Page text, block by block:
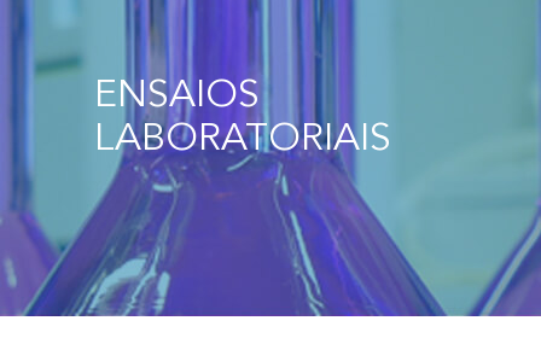
ENSAIOS
LABORATORIAIS